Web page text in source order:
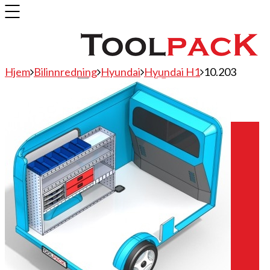
Bilinnredning
Citroen
Fiat
Hyundai
Isuzu
Mercedes
Nissan
Hjem Bilinnredning Hyundai Hyundai H1 10.203